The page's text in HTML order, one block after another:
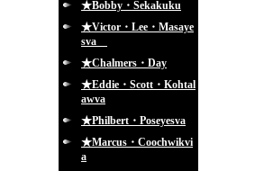
★Bobby・Sekakuku
★Victor・Lee・Masaye
sva
★Chalmers・Day
★Eddie・Scott・Kohtal
awva
★Philbert・Poseyesva
★Marcus・Coochwikvi
a